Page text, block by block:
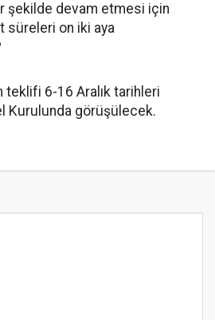
şekilde devam etmesi için
süreleri on iki aya
teklifi 6-16 Aralık tarihleri
Kurulunda görüşülecek.